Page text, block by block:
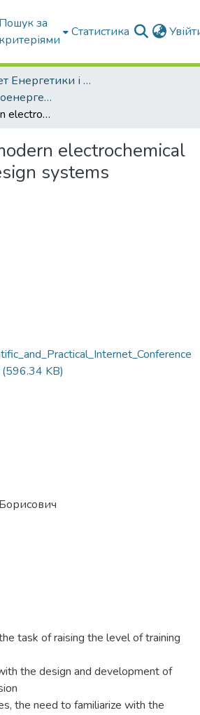
Пошук за
критеріями
Статистика
Факультет Енергетики і комп'ютерних технологій
Кафедра Електроенергетики і електротехнологій
Analysis of modern electrochemical protection design systems
electrochemical
systems
(596.34 KB)
task of raising the level of training
the design and development of
the need to familiarize with the